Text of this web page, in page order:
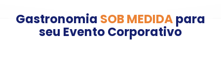
Gastronomia SOB MEDIDApara
seu Evento Corporativo